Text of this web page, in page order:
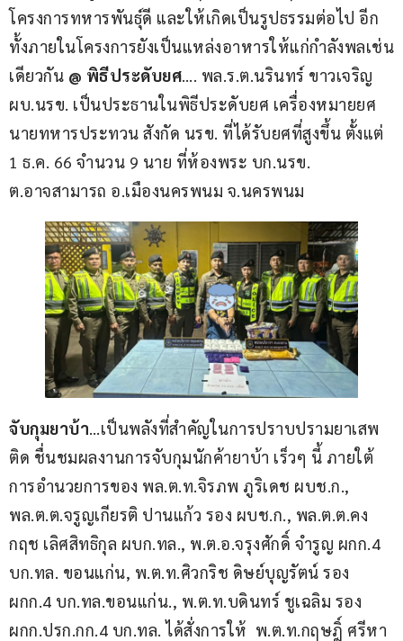
โครงการทหารพันธุ์ดี และให้เกิดเป็นรูปธรรมต่อไป อีก
ทั้งภายในโครงการยังเป็นแหล่งอาหารให้แก่กำลังพลเช่น
เดียวกัน @ พิธีประดับยศ…. พล.ร.ต.นรินทร์ ขาวเจริญ
ผบ.นรข. เป็นประธานในพิธีประดับยศ เครื่องหมายยศ
นายทหารประทวน สังกัด นรข. ที่ได้รับยศที่สูงขึ้น ตั้งแต่
1 ธ.ค. 66 จำนวน 9 นาย ที่ห้องพระ บก.นรข.
ต.อาจสามารถ อ.เมืองนครพนม จ.นครพนม
จับกุมยาบ้า…เป็นพลังที่สำคัญในการปราบปรามยาเสพ
ติด ชื่นชมผลงานการจับกุมนักค้ายาบ้า เร็วๆ นี้ ภายใต้
การอำนวยการของ พล.ต.ท.จิรภพ ภูริเดช ผบช.ก.,
พล.ต.ต.จรูญเกียรติ ปานแก้ว รอง ผบช.ก., พล.ต.ต.คง
กฤช เลิศสิทธิกุล ผบก.ทล., พ.ต.อ.จรุงศักดิ์ จำรูญ ผกก.4
บก.ทล. ขอนแก่น, พ.ต.ท.ศิวกริช ดิษย์บุญรัตน์ รอง
ผกก.4 บก.ทล.ขอนแก่น., พ.ต.ท.บดินทร์ ชูเฉลิม รอง
ผกก.ปรก.กก.4 บก.ทล. ได้สั่งการให้  พ.ต.ท.กฤษฎิ์ ศรีหา